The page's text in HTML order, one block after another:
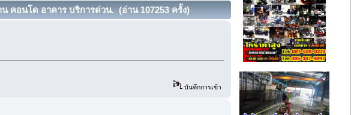
คอนโด อาคาร บริการด่วน. (อ่าน 107253 ครั้ง)
บันทึกการเข้า